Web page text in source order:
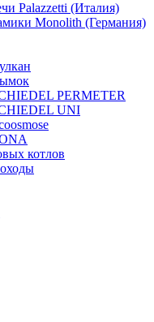
Palazzetti (Италия)
Monolith (Германия)
PERMETER
UNI
котлов